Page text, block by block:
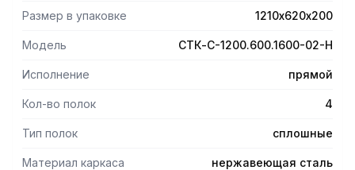
- Материал стоек - нержавеющая сталь.
Размер в упаковке 1210х620х200
Модель СТК-С-1200.600.1600-02-Н
Исполнение прямой
Кол-во полок 4
Тип полок сплошные
Материал каркаса нержавеющая сталь